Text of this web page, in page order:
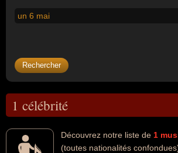
un 6 mai
1 célébrité
Découvrez notre liste de 1
(toutes nationalités